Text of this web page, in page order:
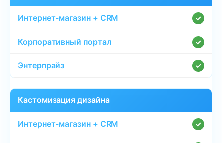
✓
✓
✓
Кастомизация дизайна
✓